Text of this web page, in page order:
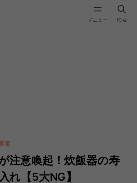
メニュー 検索
電
注意喚起！炊飯器の寿
れ【5大NG】